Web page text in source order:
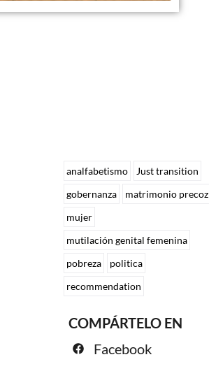
analfabetismo
Just transition
gobernanza
matrimonio precoz
mujer
mutilación genital femenina
pobreza
politica
recommendation
COMPÁRTELO EN
Facebook